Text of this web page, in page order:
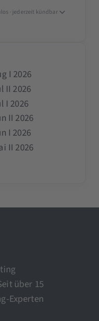
· jederzeit kündbar
I 2026
II 2026
I 2026
II 2026
I 2026
II 2026
über 15
Experten